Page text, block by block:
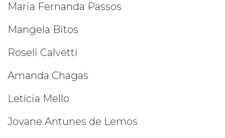
Maria Fernanda Passos
Mangela Bitos
Roseli Calvetti
Amanda Chagas
Letícia Mello
Jovane Antunes de Lemos